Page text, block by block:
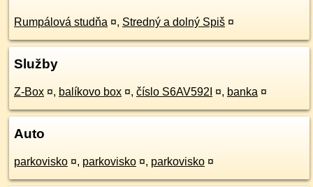
Rumpálová studňa ¤, Stredný a dolný Spiš ¤
Služby
Z-Box ¤, balíkovo box ¤, číslo S6AV592I ¤, banka ¤
Auto
parkovisko ¤, parkovisko ¤, parkovisko ¤